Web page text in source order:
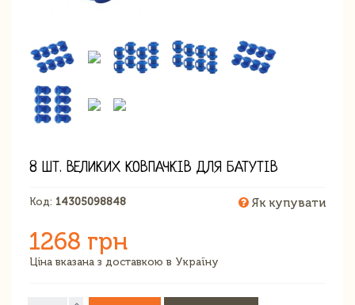
8 ШТ. ВЕЛИКИХ КОВПАЧКІВ ДЛЯ БАТУТІВ
Код: 14305098848 Як купувати
1268 грн
Ціна вказана з доставкою в Україну